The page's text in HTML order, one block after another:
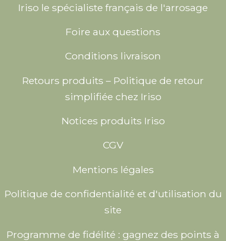
Iriso le spécialiste français de l'arrosage
Foire aux questions
Conditions livraison
Retours produits – Politique de retour
simplifiée chez Iriso
Notices produits Iriso
CGV
Mentions légales
Politique de confidentialité et d'utilisation du
site
Programme de fidélité : gagnez des points à